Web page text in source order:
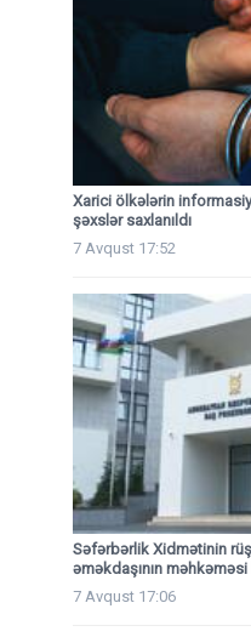
Xarici ölkələrin
şəxslər saxlanıldı
7 Avqust 17:52
Səfərbərlik Xidmətinin
əməkdaşının məhkəməsi
7 Avqust 17:06